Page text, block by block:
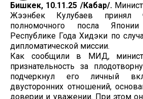
Бишкек, 10.11.25 /Кабар/.
Жээнбек Кулубаев принял
полномочного посла
Республике Года Хидэки по
дипломатической миссии.
Как сообщили в МИД,
признательность за
подчеркнул его личный
двусторонних отношений,
доверии и уважении. При этом